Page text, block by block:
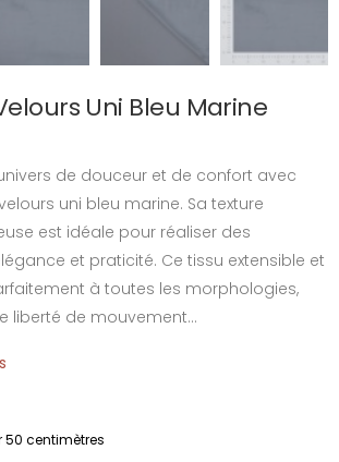
Uni Bleu Marine
de douceur et de confort avec
uni bleu marine. Sa texture
est idéale pour réaliser des
et praticité. Ce tissu extensible et
à toutes les morphologies,
liberté de mouvement...
50 centimètres